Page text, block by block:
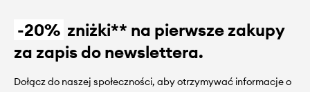
-20% zniżki** na pierwsze zakupy
za zapis do newslettera.
Dołącz do naszej społeczności, aby otrzymywać informacje o